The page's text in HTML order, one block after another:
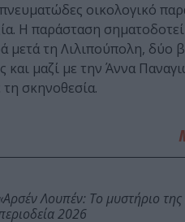
οικολογικό
Η παράσταση
μετά τη Λιλιπούπολη, δύο
και μαζί με την Άννα
σκηνοθεσία.
Λουπέν: Το μυστήριο
2026